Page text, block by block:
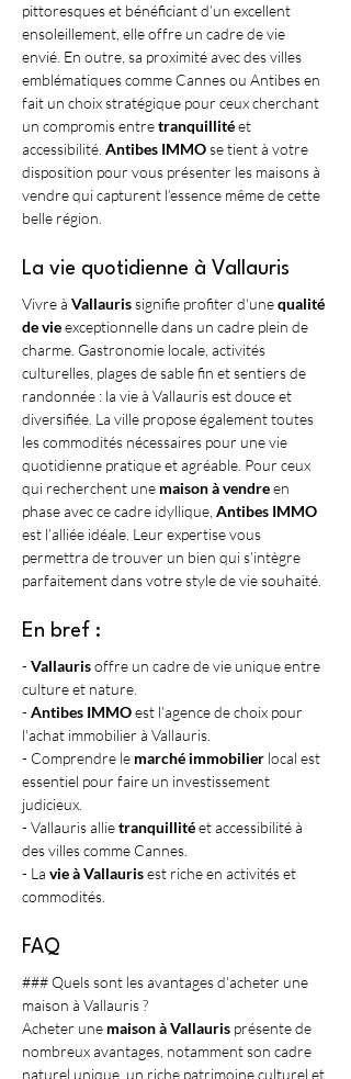
pittoresques et bénéficiant d’un excellent
ensoleillement, elle offre un cadre de vie
envié. En outre, sa proximité avec des villes
emblématiques comme Cannes ou Antibes en
fait un choix stratégique pour ceux cherchant
un compromis entre tranquillité et
accessibilité. Antibes IMMO se tient à votre
disposition pour vous présenter les maisons à
vendre qui capturent l’essence même de cette
belle région.
La vie quotidienne à Vallauris
Vivre à Vallauris signifie profiter d'une qualité
de vie exceptionnelle dans un cadre plein de
charme. Gastronomie locale, activités
culturelles, plages de sable fin et sentiers de
randonnée : la vie à Vallauris est douce et
diversifiée. La ville propose également toutes
les commodités nécessaires pour une vie
quotidienne pratique et agréable. Pour ceux
qui recherchent une maison à vendre en
phase avec ce cadre idyllique, Antibes IMMO
est l’alliée idéale. Leur expertise vous
permettra de trouver un bien qui s’intègre
parfaitement dans votre style de vie souhaité.
En bref :
- Vallauris offre un cadre de vie unique entre
culture et nature.
- Antibes IMMO est l’agence de choix pour
l'achat immobilier à Vallauris.
- Comprendre le marché immobilier local est
essentiel pour faire un investissement
judicieux.
- Vallauris allie tranquillité et accessibilité à
des villes comme Cannes.
- La vie à Vallauris est riche en activités et
commodités.
FAQ
### Quels sont les avantages d'acheter une
maison à Vallauris ?
Acheter une maison à Vallauris présente de
nombreux avantages, notamment son cadre
naturel unique, un riche patrimoine culturel et